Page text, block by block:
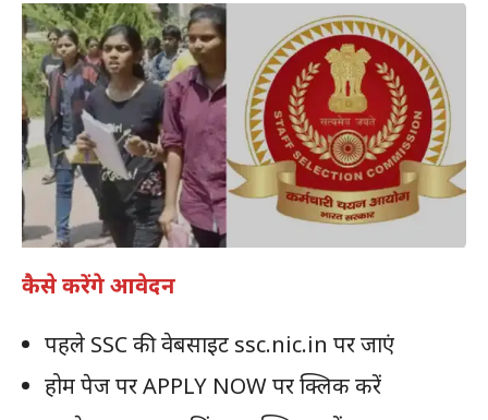
कैसे करेंगे आवेदन
पहले SSC की वेबसाइट ssc.nic.in पर जाएं
होम पेज पर APPLY NOW पर क्लिक करें